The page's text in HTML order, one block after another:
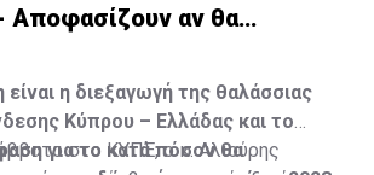
Αποφασίζουν αν θα
η διεξαγωγή της θαλάσσιας
Κύπρου – Ελλάδας και το
για το κατά πόσον θα
στο ΚΥΠΕ, ο κ. Αλιούρης